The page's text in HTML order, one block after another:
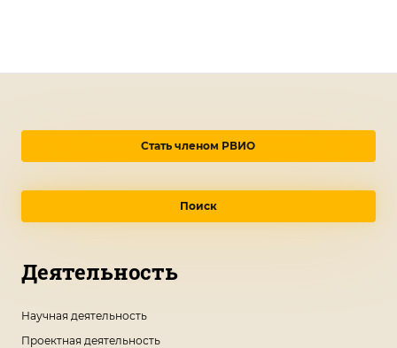
Стать членом РВИО
Поиск
Деятельность
Научная деятельность
Проектная деятельность